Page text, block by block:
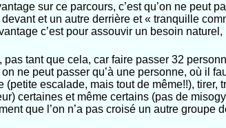
sur ce parcours, c’est qu’on ne peut
et un autre derrière et « tranquille
c’est pour assouvir un besoin
pas tant que cela, car faire passer 32
ne peut passer qu’à une personne, où il
(petite escalade, mais tout de même!!), tirer,
certaines et même certains (pas de
que l’on n’a pas croisé un autre groupe